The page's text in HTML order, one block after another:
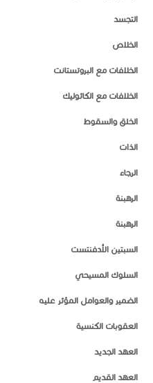
التجسد
الخلاص
الخلافات مع البروتستانت
الخلافات مع الكاثوليك
الخلق والسقوط
الذات
الرجاء
الرهبنة
الرهبنة
السبتين الأدفنتست
السلوك المسيحي
الضمير والعوامل المؤثر عليه
العقوبات الكنسية
العهد الجديد
العهد القديم